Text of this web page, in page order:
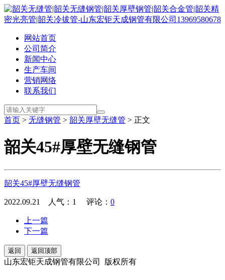
网站首页
公司简介
新闻中心
生产车间
营销网络
联系我们
首页 > 无缝钢管 > 韶关厚壁无缝管 > 正文
韶关45#厚壁无缝钢管
韶关45#厚壁无缝钢管
2022.09.21 人气： 1 评论： 0
上一篇
下一篇
返回 返回顶部
山东宏钜天成钢管有限公司 版权所有